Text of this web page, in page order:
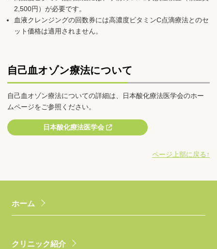
2,500円）が必要です。
血液クレンジングの回数券には高濃度ビタミンC点滴療法とのセ
ット価格は適用されません。
自己血オゾン療法について
自己血オゾン療法についての詳細は、日本酸化療法医学会のホー
ムページをご参照ください。
日本酸化療法医学会
ページ上部に戻る↑
ホーム
クリニック紹介